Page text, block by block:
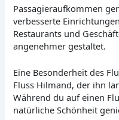
Passagieraufkommen
verbesserte
Restaurants und
angenehmer gestaltet.
Eine Besonderheit des
Fluss Hilmand, der ihn
Während du auf einen
natürliche Schönheit